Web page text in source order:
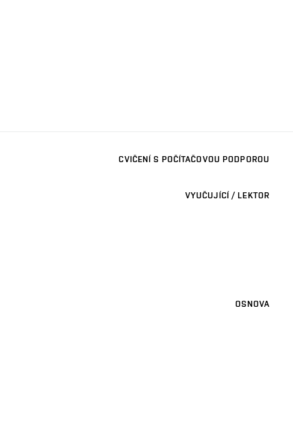
CVIČENÍ S POČÍTAČOVOU PODPOROU
VYUČUJÍCÍ / LEKTOR
OSNOVA